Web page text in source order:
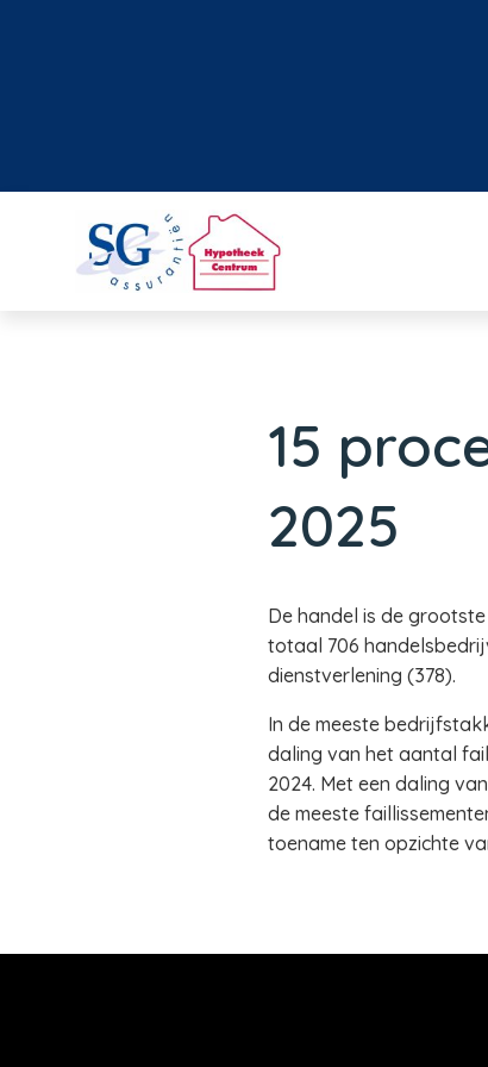
15
2025
De handel is de
totaal 706
dienstverlening (378).
In de meeste
daling van het aantal
2024. Met een daling
de meeste
toename ten opzichte